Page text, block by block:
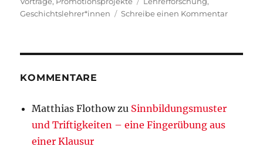
Geschichtslehrer*innen
Schreibe einen Kommentarzu
KOMMENTARE
Matthias Flothowzu Sinnbildungsmuster
und Triftigkeiten – eine Fingerübung aus
einer Klausur